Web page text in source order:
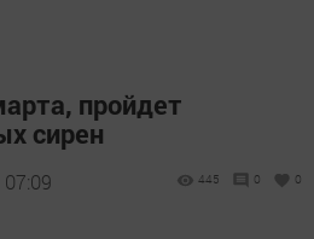
пройдет
сирен
445 0 0